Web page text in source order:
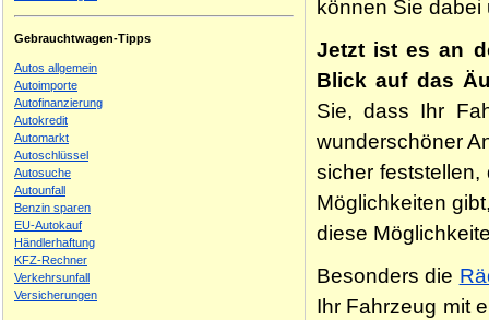
Gebrauchtwagen-Tipps
Autos allgemein
Autoimporte
Autofinanzierung
Autokredit
Automarkt
Autoschlüssel
Autosuche
Autounfall
Benzin sparen
EU-Autokauf
Händlerhaftung
KFZ-Rechner
Verkehrsunfall
Versicherungen
können Sie
Jetzt ist es an
Blick auf das
Sie, dass Ihr
wunderschöner
sicher
Möglichkeiten
diese
Besonders die
Ihr Fahrzeug mit